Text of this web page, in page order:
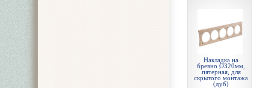
Накладка на
бревно Ø320мм,
пятерная, для
скрытого монтажа
(дуб)